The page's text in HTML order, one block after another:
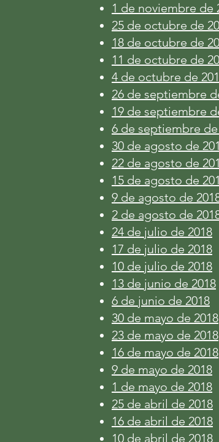
1 de noviembre de
25 de octubre de
18 de octubre de
11 de octubre de
4 de octubre de
26 de septiembre
19 de septiembre
6 de septiembre de
30 de agosto de
22 de agosto de
15 de agosto de
9 de agosto de
2 de agosto de
24 de julio de 2018
17 de julio de 2018
10 de julio de 2018
13 de junio de 2018
6 de junio de 2018
30 de mayo de 2018
23 de mayo de 2018
16 de mayo de 2018
9 de mayo de 2018
1 de mayo de 2018
25 de abril de 2018
16 de abril de 2018
10 de abril de 2018